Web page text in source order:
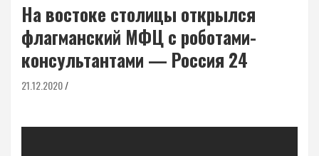
На востоке столицы открылся
флагманский МФЦ с роботами-
консультантами — Россия 24
21.12.2020